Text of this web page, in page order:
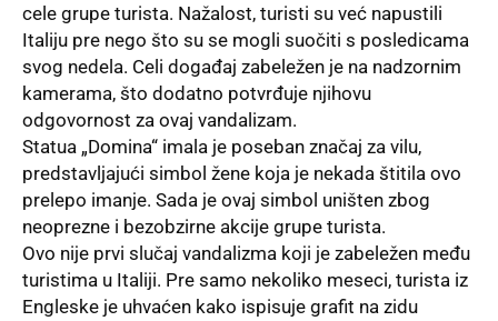
cele grupe turista. Nažalost, turisti su već napustili
Italiju pre nego što su se mogli suočiti s posledicama
svog nedela. Celi događaj zabeležen je na nadzornim
kamerama, što dodatno potvrđuje njihovu
odgovornost za ovaj vandalizam.
Statua „Domina“ imala je poseban značaj za vilu,
predstavljajući simbol žene koja je nekada štitila ovo
prelepo imanje. Sada je ovaj simbol uništen zbog
neoprezne i bezobzirne akcije grupe turista.
Ovo nije prvi slučaj vandalizma koji je zabeležen među
turistima u Italiji. Pre samo nekoliko meseci, turista iz
Engleske je uhvaćen kako ispisuje grafit na zidu